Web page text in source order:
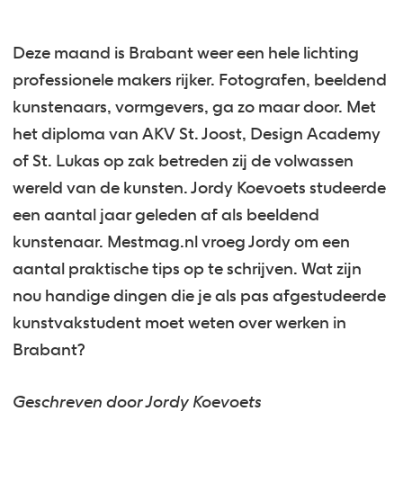
Deze maand is Brabant weer een hele lichting
professionele makers rijker. Fotografen, beeldend
kunstenaars, vormgevers, ga zo maar door. Met
het diploma van AKV St. Joost, Design Academy
of St. Lukas op zak betreden zij de volwassen
wereld van de kunsten. Jordy Koevoets studeerde
een aantal jaar geleden af als beeldend
kunstenaar. Mestmag.nl vroeg Jordy om een
aantal praktische tips op te schrijven. Wat zijn
nou handige dingen die je als pas afgestudeerde
kunstvakstudent moet weten over werken in
Brabant?
Geschreven door Jordy Koevoets